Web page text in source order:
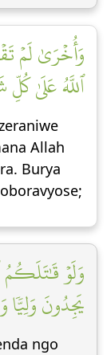
وَأُخۡرَىٰ لَمۡ
ٱللَّهُ عَلَىٰ كُلِّ
Allah
Burya
وَلَوۡ قَٰتَلَكُمُ
يَجِدُونَ وَلِيّٗا
ngo